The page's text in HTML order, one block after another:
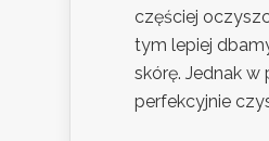
częściej
tym lepiej
skórę. Jednak w
perfekcyjnie